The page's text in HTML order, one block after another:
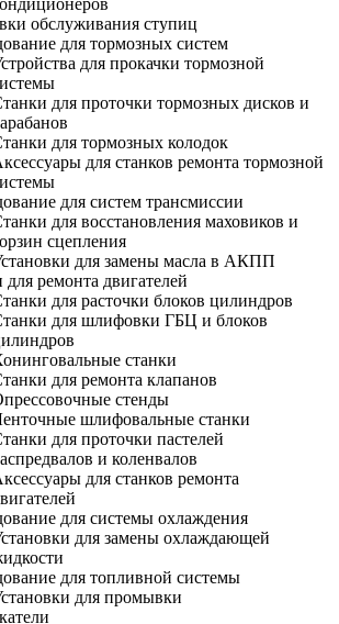
обслуживания ступиц
для тормозных систем
для прокачки тормозной
для проточки тормозных дисков и
для тормозных колодок
для станков ремонта тормозной
для систем трансмиссии
для восстановления маховиков и
сцепления
для замены масла в АКПП
ремонта двигателей
для расточки блоков цилиндров
для шлифовки ГБЦ и блоков
станки
для ремонта клапанов
стенды
шлифовальные станки
для проточки пастелей
и коленвалов
для станков ремонта
для системы охлаждения
для замены охлаждающей
для топливной системы
для промывки